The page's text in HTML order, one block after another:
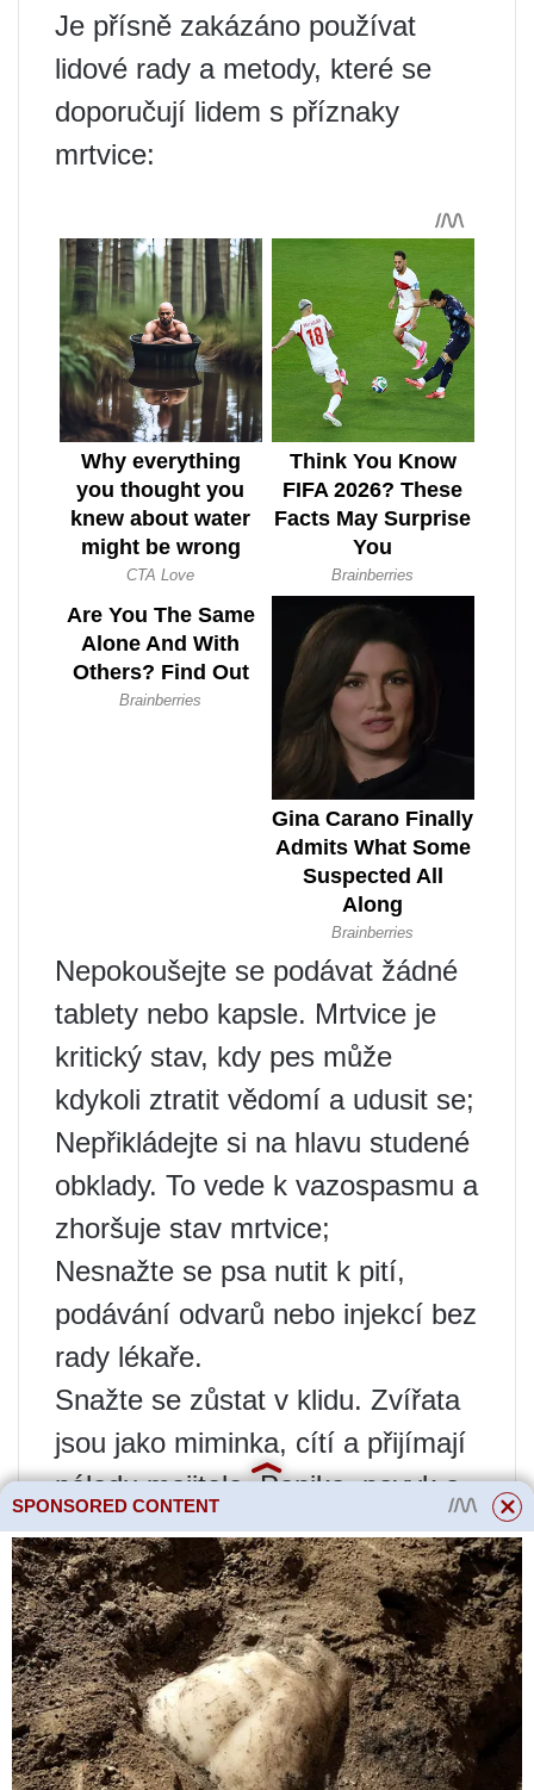
Je přísně zakázáno používat
lidové rady a metody, které se
doporučují lidem s příznaky
mrtvice:
Nepokoušejte se podávat žádné
tablety nebo kapsle. Mrtvice je
kritický stav, kdy pes může
kdykoli ztratit vědomí a udusit se;
Nepřikládejte si na hlavu studené
obklady. To vede k vazospasmu a
zhoršuje stav mrtvice;
Nesnažte se psa nutit k pití,
podávání odvarů nebo injekcí bez
rady lékaře.
Snažte se zůstat v klidu. Zvířata
jsou jako miminka, cítí a přijímají
náladu majitele. Panika, povyk a
hysterie mohou mít na jejich stav
škodlivý vliv.
Diagnostika mrtvice u psů
Dříve byla onemocnění
kardiovaskulárního systému a
mozku u psů zaznamenávána
SPONSORED CONTENT